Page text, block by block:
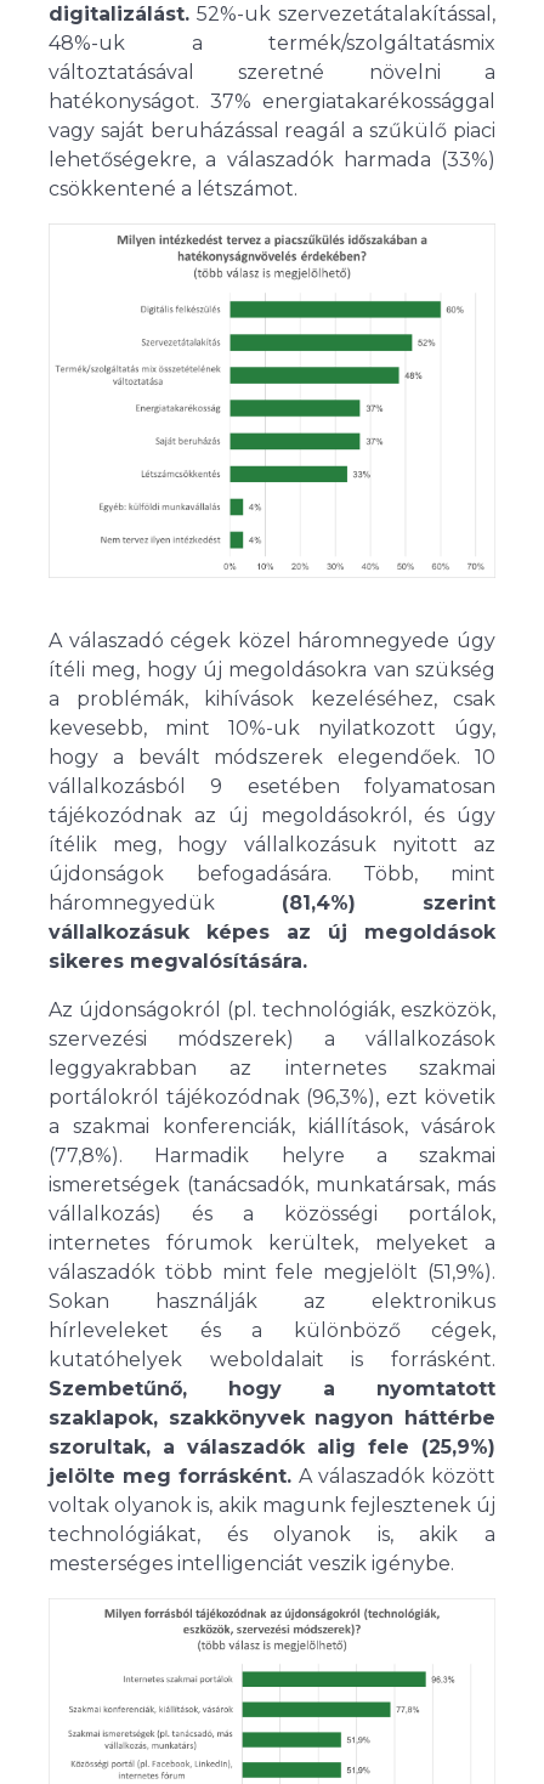
digitalizálást. 52%-uk szervezetátalakítással,
48%-uk a termék/szolgáltatásmix
változtatásával szeretné növelni a
hatékonyságot. 37% energiatakarékossággal
vagy saját beruházással reagál a szűkülő piaci
lehetőségekre, a válaszadók harmada (33%)
csökkentené a létszámot.
A válaszadó cégek közel háromnegyede úgy
ítéli meg, hogy új megoldásokra van szükség
a problémák, kihívások kezeléséhez, csak
kevesebb, mint 10%-uk nyilatkozott úgy,
hogy a bevált módszerek elegendőek. 10
vállalkozásból 9 esetében folyamatosan
tájékozódnak az új megoldásokról, és úgy
ítélik meg, hogy vállalkozásuk nyitott az
újdonságok befogadására. Több, mint
háromnegyedük (81,4%) szerint
vállalkozásuk képes az új megoldások
sikeres megvalósítására.
Az újdonságokról (pl. technológiák, eszközök,
szervezési módszerek) a vállalkozások
leggyakrabban az internetes szakmai
portálokról tájékozódnak (96,3%), ezt követik
a szakmai konferenciák, kiállítások, vásárok
(77,8%). Harmadik helyre a szakmai
ismeretségek (tanácsadók, munkatársak, más
vállalkozás) és a közösségi portálok,
internetes fórumok kerültek, melyeket a
válaszadók több mint fele megjelölt (51,9%).
Sokan használják az elektronikus
hírleveleket és a különböző cégek,
kutatóhelyek weboldalait is forrásként.
Szembetűnő, hogy a nyomtatott
szaklapok, szakkönyvek nagyon háttérbe
szorultak, a válaszadók alig fele (25,9%)
jelölte meg forrásként. A válaszadók között
voltak olyanok is, akik magunk fejlesztenek új
technológiákat, és olyanok is, akik a
mesterséges intelligenciát veszik igénybe.